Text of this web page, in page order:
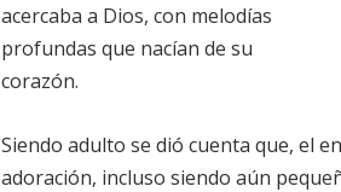
acercaba a Dios, con melodías
profundas que nacían de su
corazón.
Siendo adulto se dió cuenta que, el
adoración, incluso siendo aún